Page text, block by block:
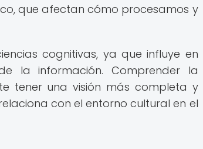
que afectan cómo procesamos y
cognitivas, ya que influye en
la información. Comprender la
tener una visión más completa y
con el entorno cultural en el